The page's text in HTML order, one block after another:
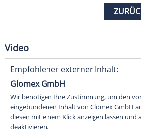
Video
Empfohlener externer Inhalt:
Glomex GmbH
Wir benötigen Ihre Zustimmung, um den
eingebundenen Inhalt von Glomex GmbH
diesen mit einem Klick anzeigen lassen und
deaktivieren.